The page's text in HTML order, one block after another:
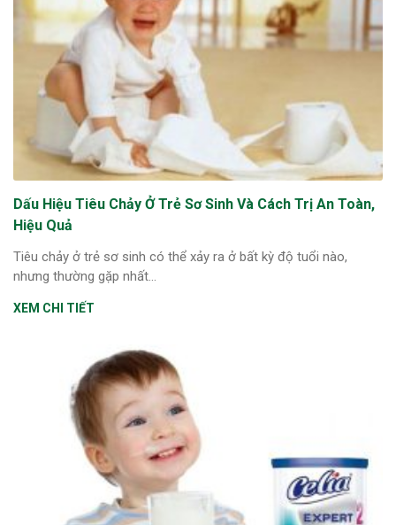
Dấu Hiệu Tiêu Chảy Ở Trẻ Sơ Sinh Và Cách Trị An Toàn,
Hiệu Quả
Tiêu chảy ở trẻ sơ sinh có thể xảy ra ở bất kỳ độ tuổi nào,
nhưng thường gặp nhất...
XEM CHI TIẾT